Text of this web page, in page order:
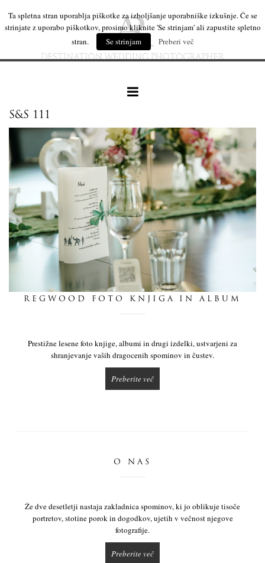
naše delo
leseni izdelki
mi
dnevnik
S&S 111
REGWOOD FOTO KNJIGA IN ALBUM
Prestižne lesene foto knjige, albumi in drugi izdelki, ustvarjeni za
shranjevanje vaših dragocenih spominov in čustev.
Preberite več
O NAS
Že dve desetletji nastaja zakladnica spominov, ki jo oblikuje tisoče
portretov, stotine porok in dogodkov, ujetih v večnost njegove
fotografije.
Preberite več
Ta spletna stran uporablja piškotke za izboljšanje uporabniške izkušnje. Če se
strinjate z uporabo piškotkov, prosimo kliknite 'Se strinjam' ali zapustite spletno
stran.
Se strinjam Preberi več